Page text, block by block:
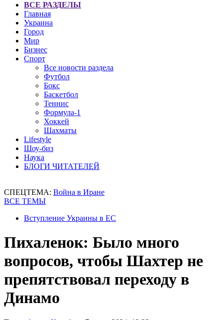
ВСЕ РАЗДЕЛЫ
Главная
Украина
Город
Мир
Бизнес
Спорт
Все новости раздела
Футбол
Бокс
Баскетбол
Теннис
Формула-1
Хоккей
Шахматы
Lifestyle
Шоу-биз
Наука
БЛОГИ ЧИТАТЕЛЕЙ
СПЕЦТЕМА: Война в Иране
ВСЕ ТЕМЫ
Вступление Украины в ЕС
Пихаленок: Было много
вопросов, чтобы Шахтер не
препятствовал переходу в
Динамо